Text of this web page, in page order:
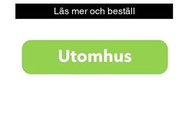
Läs mer och beställ